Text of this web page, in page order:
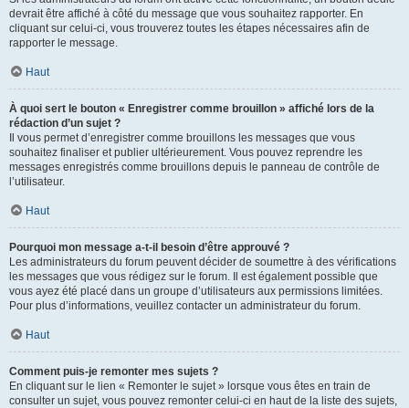
devrait être affiché à côté du message que vous souhaitez rapporter. En
cliquant sur celui-ci, vous trouverez toutes les étapes nécessaires afin de
rapporter le message.
Haut
À quoi sert le bouton « Enregistrer comme brouillon » affiché lors de la
rédaction d’un sujet ?
Il vous permet d’enregistrer comme brouillons les messages que vous
souhaitez finaliser et publier ultérieurement. Vous pouvez reprendre les
messages enregistrés comme brouillons depuis le panneau de contrôle de
l’utilisateur.
Haut
Pourquoi mon message a-t-il besoin d’être approuvé ?
Les administrateurs du forum peuvent décider de soumettre à des vérifications
les messages que vous rédigez sur le forum. Il est également possible que
vous ayez été placé dans un groupe d’utilisateurs aux permissions limitées.
Pour plus d’informations, veuillez contacter un administrateur du forum.
Haut
Comment puis-je remonter mes sujets ?
En cliquant sur le lien « Remonter le sujet » lorsque vous êtes en train de
consulter un sujet, vous pouvez remonter celui-ci en haut de la liste des sujets,